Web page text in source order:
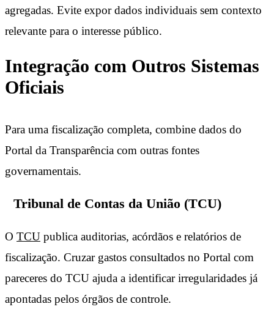
agregadas. Evite expor dados individuais sem contexto
relevante para o interesse público.
Integração com Outros Sistemas
Oficiais
Para uma fiscalização completa, combine dados do
Portal da Transparência com outras fontes
governamentais.
Tribunal de Contas da União (TCU)
O TCU publica auditorias, acórdãos e relatórios de
fiscalização. Cruzar gastos consultados no Portal com
pareceres do TCU ajuda a identificar irregularidades já
apontadas pelos órgãos de controle.